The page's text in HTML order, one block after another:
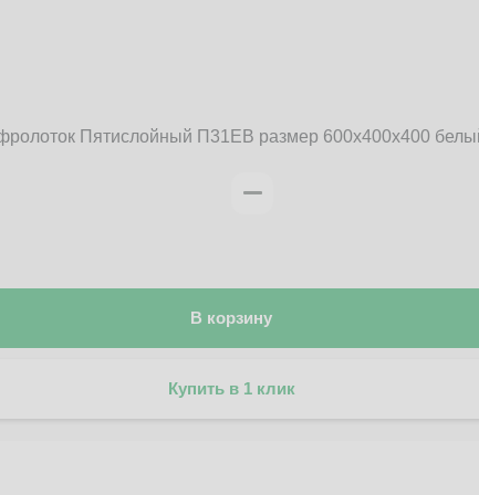
Пятислойный П31EB размер 600x400x400
В корзину
Купить в 1 клик